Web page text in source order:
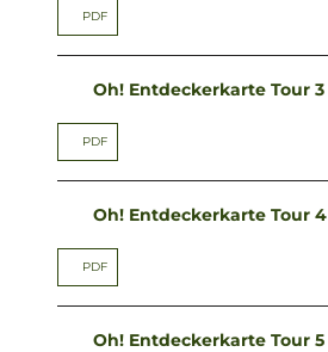
PDF
Oh! Entdeckerkarte Tour 3
PDF
Oh! Entdeckerkarte Tour 4
PDF
Oh! Entdeckerkarte Tour 5